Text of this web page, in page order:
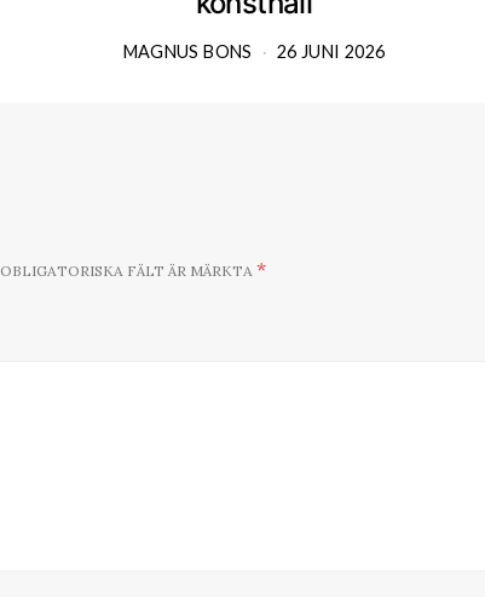
MAGNUS BONS 26 JUNI 2026
OBLIGATORISKA FÄLT ÄR MÄRKTA *